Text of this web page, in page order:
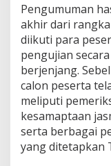
Pengumuman
akhir dari
diikuti para
pengujian
berjenjang.
calon peserta
meliputi
kesamaptaan
serta berbagai
yang ditetapkan